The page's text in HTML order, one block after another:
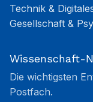
Technik &
Gesellschaft &
Wissenschaft-
Die wichtigsten
Postfach.